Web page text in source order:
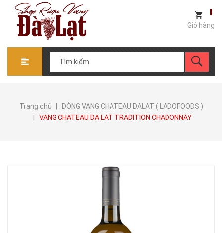
Giỏ hàng
Trang chủ
DÒNG VANG CHATEAU DALAT ( LADOFOODS )
VANG CHATEAU DA LAT TRADITION CHADONNAY